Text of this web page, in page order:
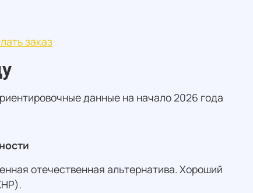
заказ
данные на начало 2026 года
отечественная альтернатива. Хороший